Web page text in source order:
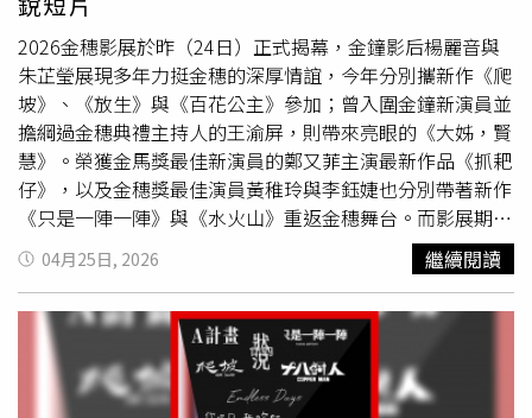
討論、思考。吳承筠的《工》以突破框架的影像構成與自由
大膽的聲音表現獲頒「最佳動畫片」。陳飛豪的《男生徒》
則以豐富多元的影像實驗形式與宏觀建構的酷兒敘事奪下
「最佳實驗片」。第48屆金穗獎金穗大獎得主動畫片《落
雺》導演莊淯津十分感動。（圖／金馬執委會提供）學生組
方面，臧晟傑犀利直指荒謬亂象的《看現場》獲得「最佳學
生劇情片」。葉治芳則以溫暖動人、詩意交織的《屋舍上的
葉仔花》贏得「最佳學生紀錄片」，他還同時拿下本屆「最
佳剪輯」。「最佳學生動畫片」由林奕伶取材生命經驗，卻
能跳脫悲情框架的《我朋友的故事》奪得。「最佳學生實驗
片」則由陳祖逵交疊不同媒材影像、充滿情感的《良夜之
歌》獲獎。另有八部優秀作品獲得不分類別的「評審團特別
獎」，分別是陳亭叡具備黑色幽默、出人意表的動畫《你不
在這個蛋糕裡》；陳俊維探問至親死亡命題，精煉卻不濫情
2026金穗影展於昨（24日）正式揭幕，金鐘影后楊麗音與
朱芷瑩展現多年力挺金穗的深厚情誼，今年分別攜新作《爬
坡》、《放生》與《百花公主》參加；曾入圍金鐘新演員並
擔綱過金穗典禮主持人的王渝屏，則帶來亮眼的《大姊，賢
慧》。榮獲金馬獎最佳新演員的鄭又菲主演最新作品《抓耙
仔》，以及金穗獎最佳演員黃稚玲與李鈺婕也分別帶著新作
《只是一陣一陣》與《水火山》重返金穗舞台。而影展期間
不僅有多達50場映後座談，並有22部世界首映、14部亞洲
首映影片，超過百位影人將出席與觀眾分享創作點滴，值得
影迷好好把握。文化部影視及流行音樂產業局副局長呂美莉
親臨現場致詞，指出金穗獎不僅是台灣歷史最悠久的短片創
作競賽，更是新銳影人的搖籃、國際大師的起點。鼓勵入圍
者們能“Stay Hungry, Stay Foolish.” ，汲取評審們的珍貴
04月25日, 2026 繼續閱讀